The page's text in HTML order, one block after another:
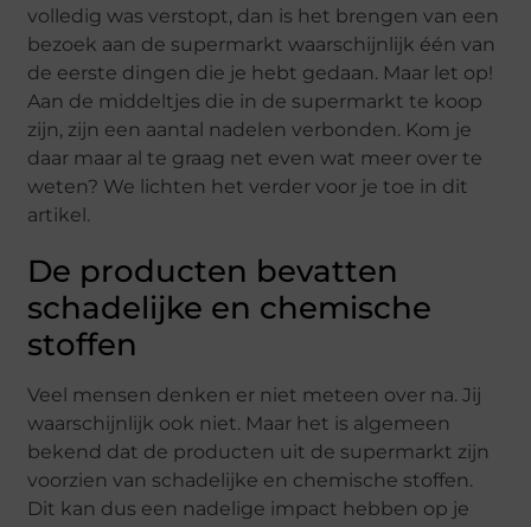
volledig was verstopt, dan is het brengen van een
bezoek aan de supermarkt waarschijnlijk één van
de eerste dingen die je hebt gedaan. Maar let op!
Aan de middeltjes die in de supermarkt te koop
zijn, zijn een aantal nadelen verbonden. Kom je
daar maar al te graag net even wat meer over te
weten? We lichten het verder voor je toe in dit
artikel.
De producten bevatten
schadelijke en chemische
stoffen
Veel mensen denken er niet meteen over na. Jij
waarschijnlijk ook niet. Maar het is algemeen
bekend dat de producten uit de supermarkt zijn
voorzien van schadelijke en chemische stoffen.
Dit kan dus een nadelige impact hebben op je